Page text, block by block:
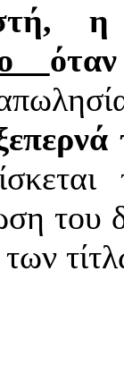
η
του